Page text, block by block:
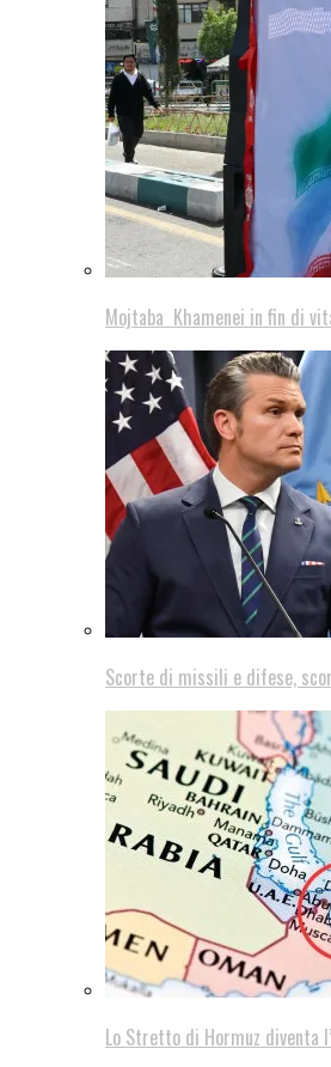
Mojtaba Khamenei in fin di
Scorte di missili e difese,
Lo Stretto di Hormuz diventa